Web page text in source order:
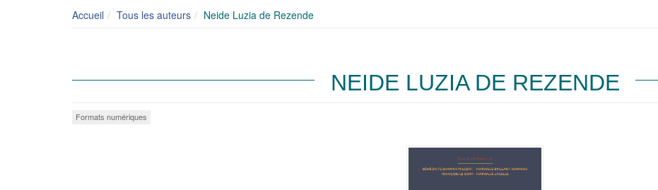
Accueil Tous les auteurs Neide Luzia de Rezende
NEIDE LUZIA DE REZENDE
Formats numériques